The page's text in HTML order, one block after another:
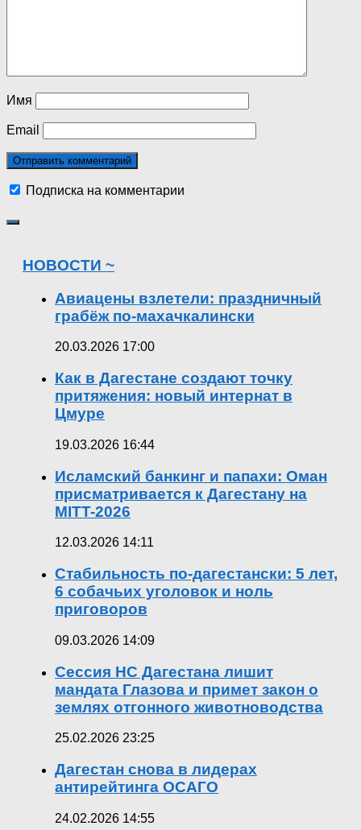
Имя
Email
Подписка на комментарии
НОВОСТИ ~
Авиацены взлетели: праздничный
грабёж по-махачкалински
20.03.2026 17:00
Как в Дагестане создают точку
притяжения: новый интернат в
Цмуре
19.03.2026 16:44
Исламский банкинг и папахи: Оман
присматривается к Дагестану на
MITT-2026
12.03.2026 14:11
Стабильность по-дагестански: 5 лет,
6 собачьих уголовок и ноль
приговоров
09.03.2026 14:09
Сессия НС Дагестана лишит
мандата Глазова и примет закон о
землях отгонного животноводства
25.02.2026 23:25
Дагестан снова в лидерах
антирейтинга ОСАГО
24.02.2026 14:55